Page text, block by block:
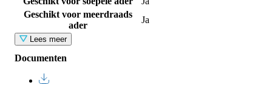
Geschikt voor meerdraads
ader
Ja
Lees meer
Documenten